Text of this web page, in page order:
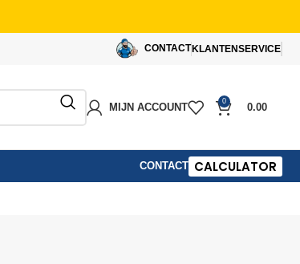
CONTACT KLANTENSERVICE
MIJN ACCOUNT
0
0.00
CONTACT CALCULATOR